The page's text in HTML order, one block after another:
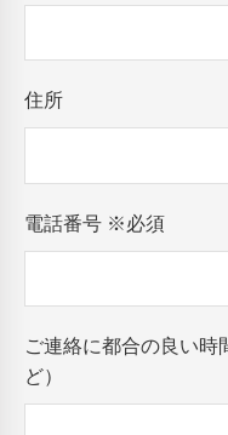
住所
電話番号 ※必須
ご連絡に都合の良い時
ど）